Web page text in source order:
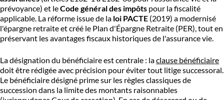
prévoyance) et leCode général des impôts pour la fiscalité
applicable. La réforme issue de la loi PACTE (2019) a modernisé
l'épargne retraite et créé le Plan d'Épargne Retraite (PER), tout en
préservant les avantages fiscaux historiques de l'assurance vie.
La désignation du bénéficiaire est centrale : laclause bénéficiaire
doit être rédigée avec précision pour éviter tout litige successoral.
Le bénéficiaire désigné prime sur les règles classiques de
succession dans la limite des montants raisonnables